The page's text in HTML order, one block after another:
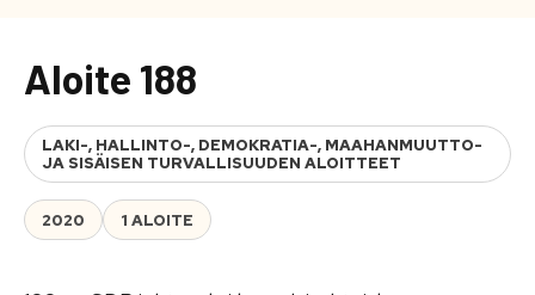
Aloite 188
LAKI-, HALLINTO-, DEMOKRATIA-, MAAHANMUUTTO-
JA SISÄISEN TURVALLISUUDEN ALOITTEET
2020 1 ALOITE